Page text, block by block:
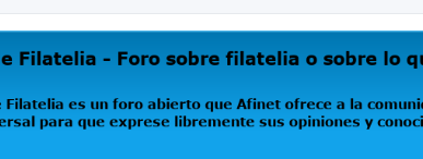
que Afinet ofrece a la comunidad filatélica universal para que exprese